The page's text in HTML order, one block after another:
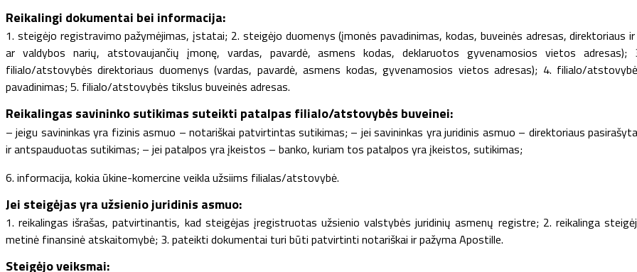
Reikalingi dokumentai bei informacija:
1. steigėjo registravimo pažymėjimas, įstatai; 2. steigėjo duomenys (įmonės pavadinimas, kodas, buveinės adresas, direktoriaus
ar valdybos narių, atstovaujančių įmonę, vardas, pavardė, asmens kodas, deklaruotos gyvenamosios vietos adresas);
filialo/atstovybės direktoriaus duomenys (vardas, pavardė, asmens kodas, gyvenamosios vietos adresas); 4. filialo/
pavadinimas; 5. filialo/atstovybės tikslus buveinės adresas.
Reikalingas savininko sutikimas suteikti patalpas filialo/atstovybės buveinei:
– jeigu savininkas yra fizinis asmuo – notariškai patvirtintas sutikimas; – jei savininkas yra juridinis asmuo – direktoriaus
ir antspauduotas sutikimas; – jei patalpos yra įkeistos – banko, kuriam tos patalpos yra įkeistos, sutikimas;
6. informacija, kokia ūkine-komercine veikla užsiims filialas/atstovybė.
Jei steigėjas yra užsienio juridinis asmuo:
1. reikalingas išrašas, patvirtinantis, kad steigėjas įregistruotas užsienio valstybės juridinių asmenų registre; 2. reikalinga
metinė finansinė atskaitomybė; 3. pateikti dokumentai turi būti patvirtinti notariškai ir pažyma Apostille.
Steigėjo veiksmai: